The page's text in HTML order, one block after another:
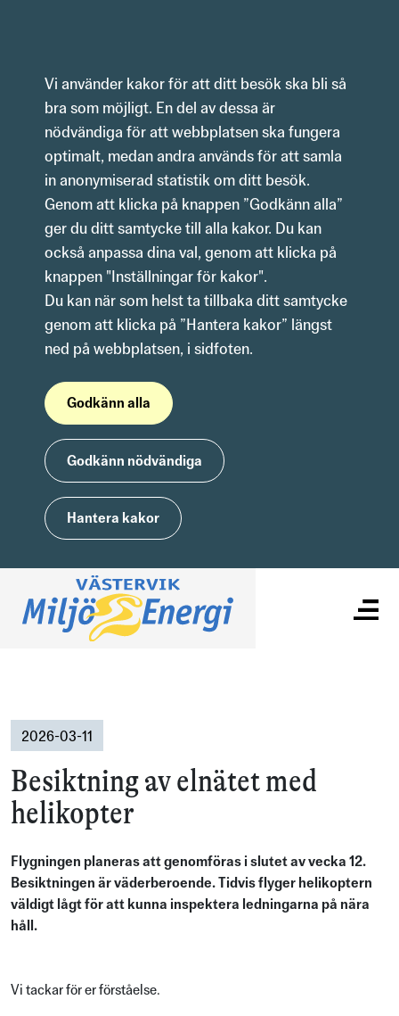
Vi använder kakor för att ditt besök ska bli så
bra som möjligt. En del av dessa är
nödvändiga för att webbplatsen ska fungera
optimalt, medan andra används för att samla
in anonymiserad statistik om ditt besök.
Genom att klicka på knappen ”Godkänn alla”
ger du ditt samtycke till alla kakor. Du kan
också anpassa dina val, genom att klicka på
knappen "Inställningar för kakor".
Du kan när som helst ta tillbaka ditt samtycke
genom att klicka på ”Hantera kakor” längst
ned på webbplatsen, i sidfoten.
Godkänn alla
Godkänn nödvändiga
Hantera kakor
2026-03-11
Besiktning av elnätet med
helikopter
Flygningen planeras att genomföras i slutet av vecka 12.
Besiktningen är väderberoende. Tidvis flyger helikoptern
väldigt lågt för att kunna inspektera ledningarna på nära
håll.
Vi tackar för er förståelse.